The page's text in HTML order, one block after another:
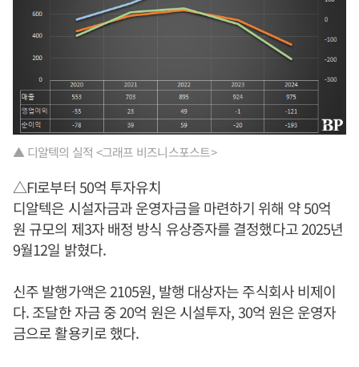
▲ 디알텍의 실적 <그래프 비즈니스포스트>
△FI로부터 50억 투자유치
디알텍은 시설자금과 운영자금을 마련하기 위해 약 50억
원 규모의 제3자 배정 방식 유상증자를 결정했다고 2025년
9월12일 밝혔다.
신주 발행가액은 2105원, 발행 대상자는 주식회사 비제이
다. 조달한 자금 중 20억 원은 시설투자, 30억 원은 운영자
금으로 활용키로 했다.